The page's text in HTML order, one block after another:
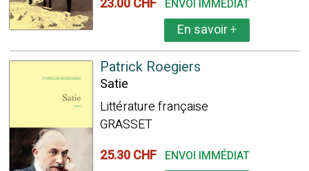
23.00 CHF ENVOI IMMÉDIAT
En savoir+
Patrick Roegiers
Satie
Littérature française
GRASSET
25.30 CHF ENVOI IMMÉDIAT